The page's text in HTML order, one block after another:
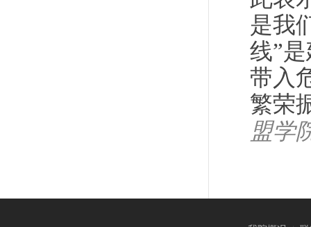
是我
线”
带入
繁荣
盟学